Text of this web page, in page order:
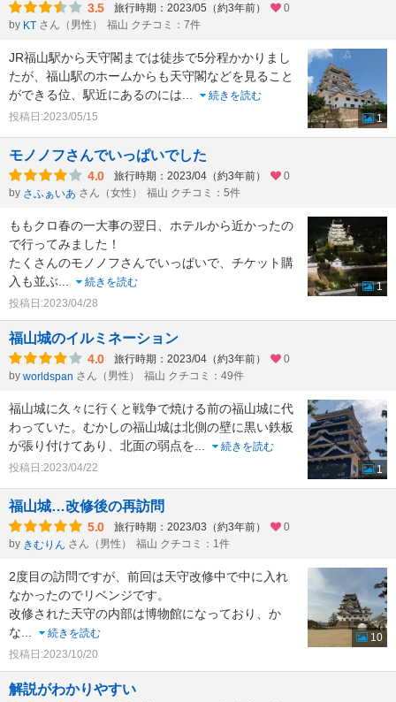
3.5 旅行時期：2023/05（約3年前）
0
by KT さん（男性） 福山 クチコミ：7件
JR福山駅から天守閣までは徒歩で5分程かかりまし
たが、福山駅のホームからも天守閣などを見ること
ができる位、駅近にあるのには
続きを読む
投稿日:2023/05/15
1
モノノフさんでいっぱいでした
4.0 旅行時期：2023/04（約3年前）
0
by さふぁいあ さん（女性） 福山 クチコミ：5件
ももクロ春の一大事の翌日、ホテルから近かったの
で行ってみました！
たくさんのモノノフさんでいっぱいで、チケット購
入も並ぶ
続きを読む
投稿日:2023/04/28
1
福山城のイルミネーション
4.0 旅行時期：2023/04（約3年前）
0
by worldspan さん（男性） 福山 クチコミ：49件
福山城に久々に行くと戦争で焼ける前の福山城に代
わっていた。むかしの福山城は北側の壁に黒い鉄板
が張り付けてあり、北面の弱点を
続きを読む
投稿日:2023/04/22
1
福山城…改修後の再訪問
5.0 旅行時期：2023/03（約3年前）
0
by きむりん さん（男性） 福山 クチコミ：1件
2度目の訪問ですが、前回は天守改修中で中に入れ
なかったのでリベンジです。
改修された天守の内部は博物館になっており、か
な
続きを読む
投稿日:2023/10/20
10
解説がわかりやすい